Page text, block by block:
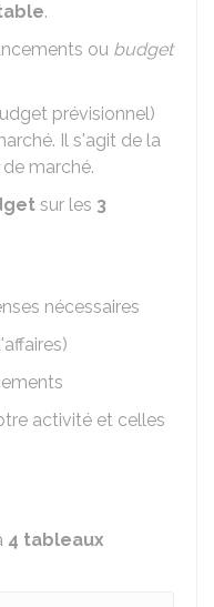
.
ou budget
prévisionnel)
Il s'agit de la
marché.
sur les 3
nécessaires
activité et celles
4 tableaux